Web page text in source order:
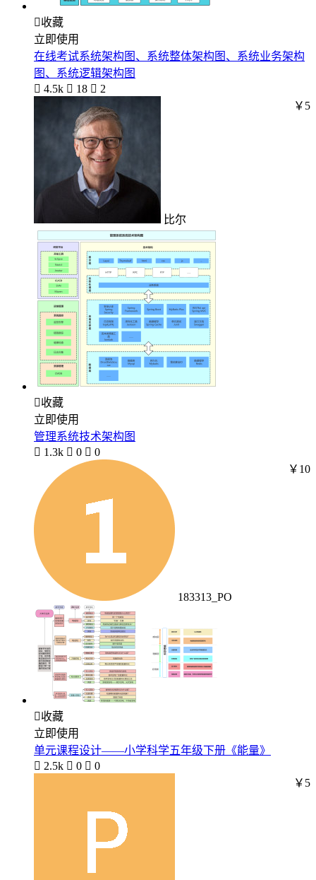
收藏
立即使用
在线考试系统架构图、系统整体架构图、系统业务架构
图、系统逻辑架构图
 4.5k  18  2
比尔
￥5
收藏
立即使用
管理系统技术架构图
 1.3k  0  0
183313_PO
￥10
收藏
立即使用
单元课程设计——小学科学五年级下册《能量》
 2.5k  0  0
￥5